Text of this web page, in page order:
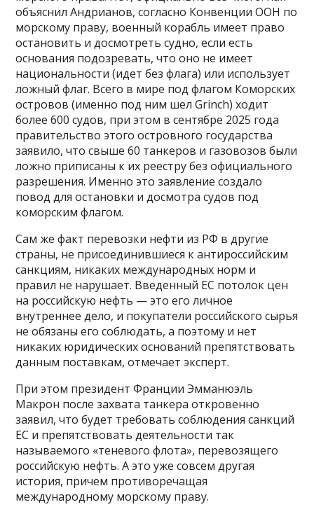
объяснил Андрианов, согласно Конвенции ООН по
морскому праву, военный корабль имеет право
остановить и досмотреть судно, если есть
основания подозревать, что оно не имеет
национальности (идет без флага) или использует
ложный флаг. Всего в мире под флагом Коморских
островов (именно под ним шел Grinch) ходит
более 600 судов, при этом в сентябре 2025 года
правительство этого островного государства
заявило, что свыше 60 танкеров и газовозов были
ложно приписаны к их реестру без официального
разрешения. Именно это заявление создало
повод для остановки и досмотра судов под
коморским флагом.
Сам же факт перевозки нефти из РФ в другие
страны, не присоединившиеся к антироссийским
санкциям, никаких международных норм и
правил не нарушает. Введенный ЕС потолок цен
на российскую нефть — это его личное
внутреннее дело, и покупатели российского сырья
не обязаны его соблюдать, а поэтому и нет
никаких юридических оснований препятствовать
данным поставкам, отмечает эксперт.
При этом президент Франции Эмманюэль
Макрон после захвата танкера откровенно
заявил, что будет требовать соблюдения санкций
ЕС и препятствовать деятельности так
называемого «теневого флота», перевозящего
российскую нефть. А это уже совсем другая
история, причем противоречащая
международному морскому праву.